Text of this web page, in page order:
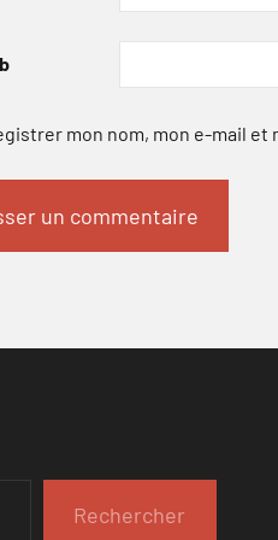
mon nom, mon e-mail et
Rechercher